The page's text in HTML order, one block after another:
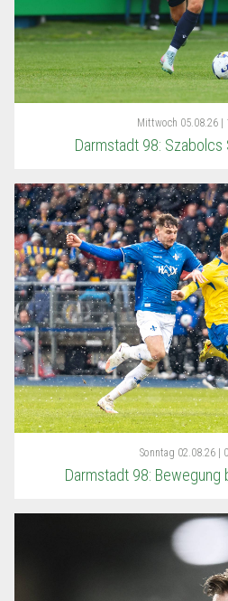
Mittwoch 05.08.26 |
Darmstadt 98: Szabolcs
Sonntag 02.08.26 |
Darmstadt 98: Bewegung